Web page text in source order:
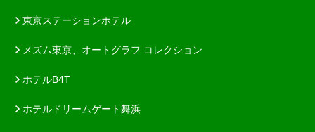
東京ステーションホテル
メズム東京、オートグラフ コレクション
ホテルB4T
ホテルドリームゲート舞浜